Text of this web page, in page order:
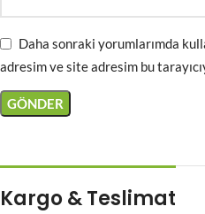
Daha sonraki yorumlarımda
adresim ve site adresim bu
Kargo & Teslimat